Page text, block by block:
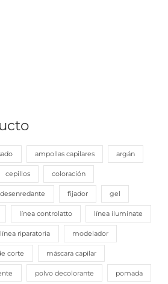
ampollas capilares argán
cepillos coloración
desenredante fijador gel
línea controlatto línea iluminate
línea riparatoria modelador
corte máscara capilar
polvo decolorante pomada